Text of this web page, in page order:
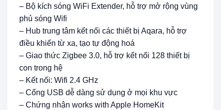
– Bộ kích sóng WiFi Extender, hỗ trợ mở rộng vùng
phủ sóng Wifi
– Hub trung tâm kết nối các thiết bị Aqara, hỗ trợ
điều khiển từ xa, tạo tự động hoá
– Giao thức Zigbee 3.0, hỗ trợ kết nối 128 thiết bị
con trong hệ
– Kết nối: Wifi 2.4 GHz
– Cổng USB dễ dàng sử dụng ở mọi khu vực
– Chứng nhận works with Apple HomeKit